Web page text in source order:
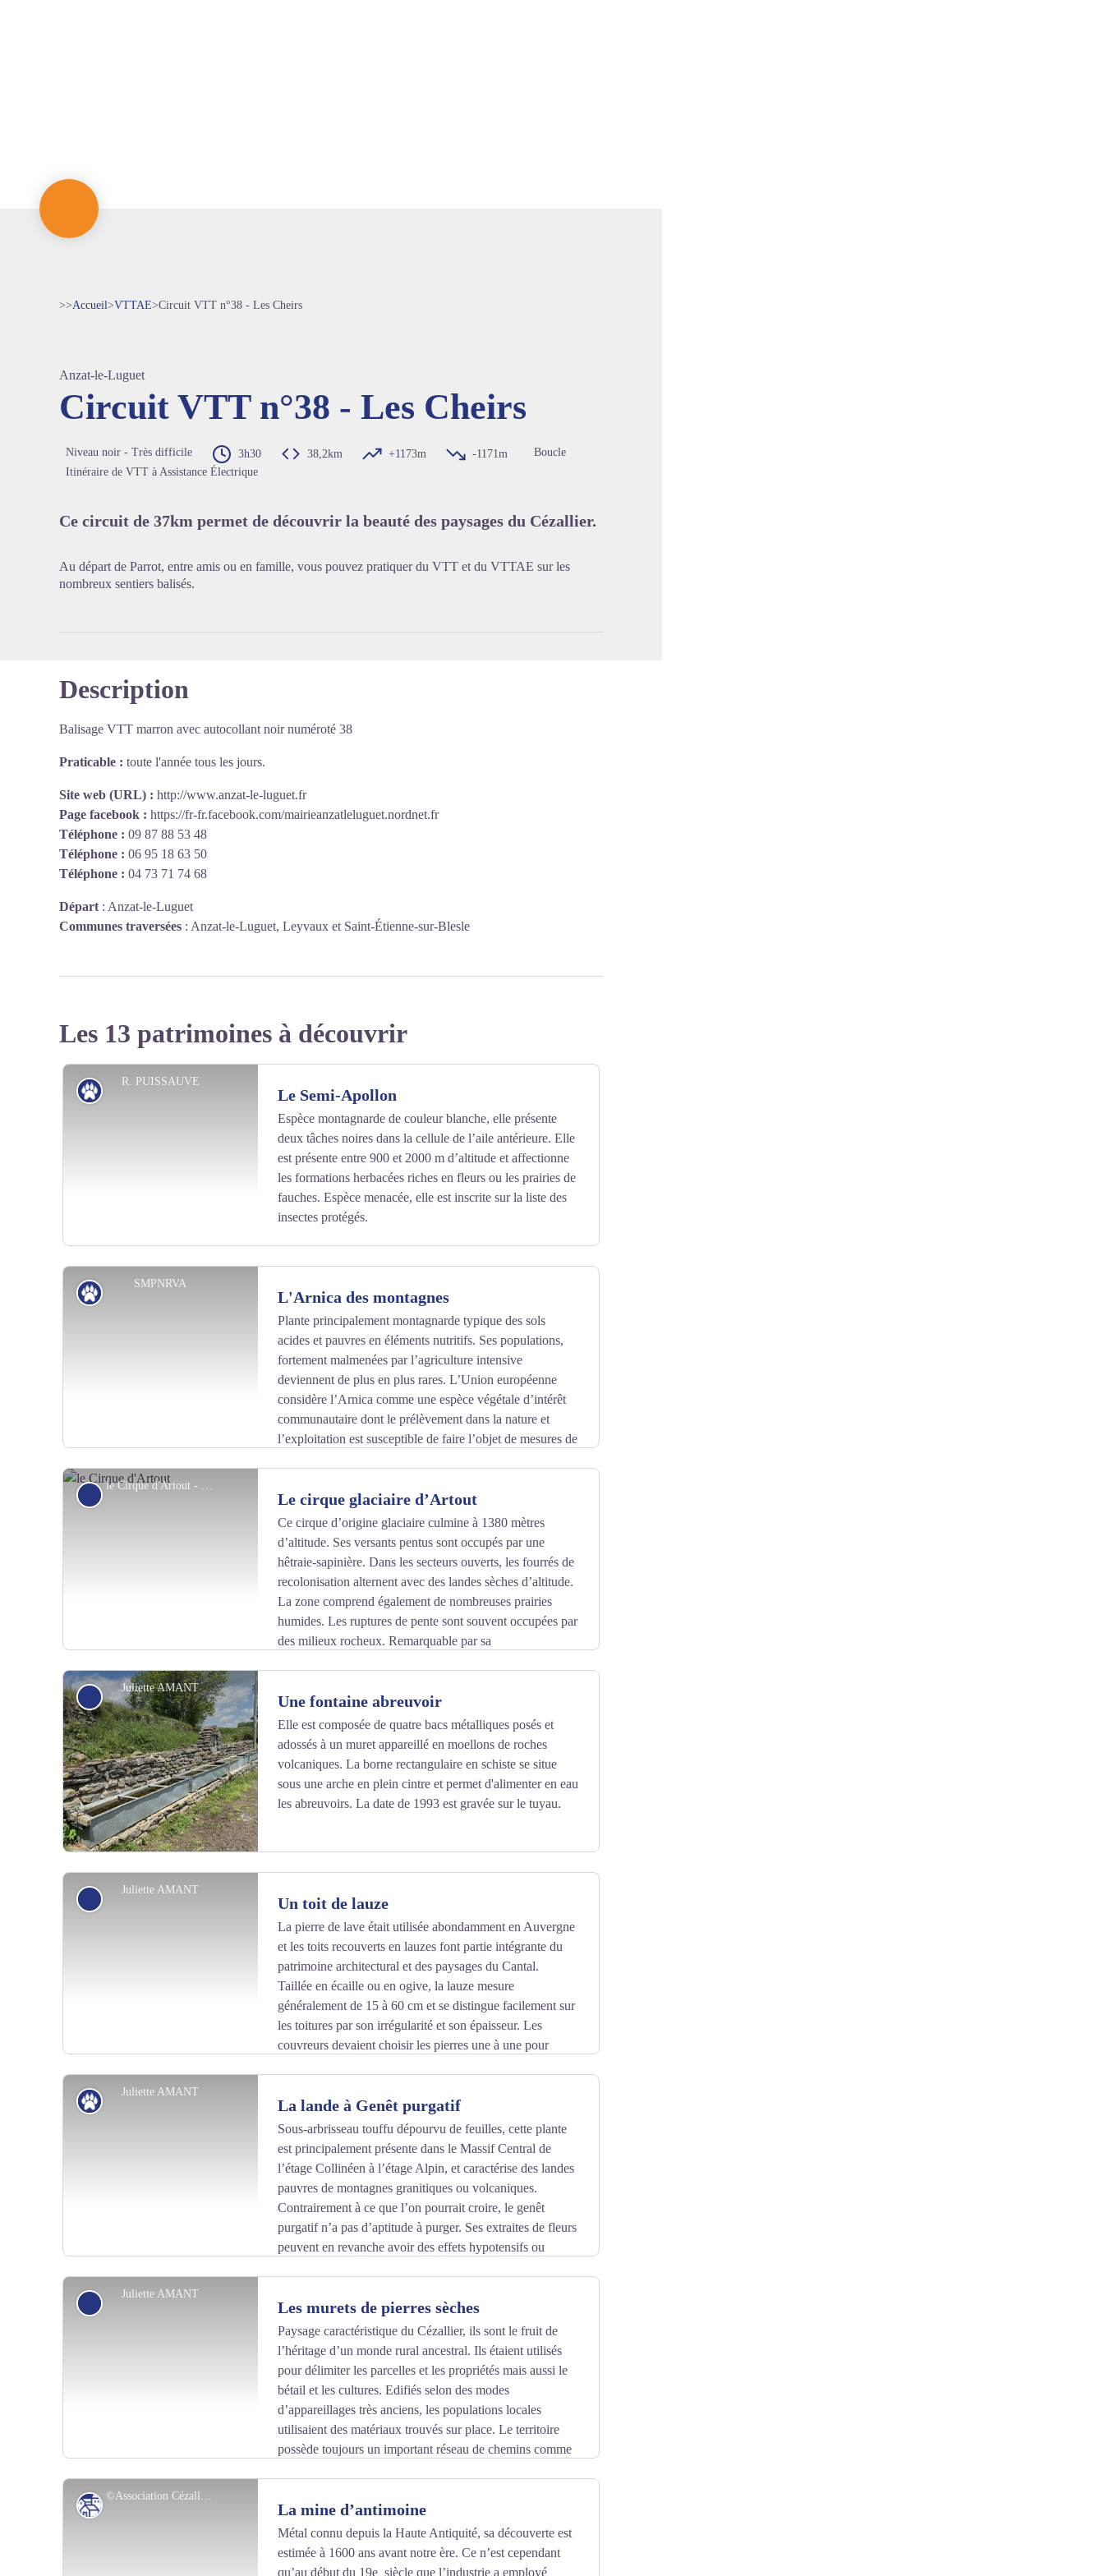
>>Accueil>VTTAE>Circuit VTT n°38 - Les Cheirs
Anzat-le-Luguet
Circuit VTT n°38 - Les Cheirs
Niveau noir - Très difficile 3h30 38,2km +1173m -1171m
Boucle
Itinéraire de VTT à Assistance Électrique
Ce circuit de 37km permet de découvrir la beauté des paysages du Cézallier.
Au départ de Parrot, entre amis ou en famille, vous pouvez pratiquer du VTT et du VTTAE sur les
nombreux sentiers balisés.
Description
Balisage VTT marron avec autocollant noir numéroté 38
Praticable : toute l'année tous les jours.
Site web (URL) : http://www.anzat-le-luguet.fr
Page facebook : https://fr-fr.facebook.com/mairieanzatleluguet.nordnet.fr
Téléphone : 09 87 88 53 48
Téléphone : 06 95 18 63 50
Téléphone : 04 73 71 74 68
Départ : Anzat-le-Luguet
Communes traversées : Anzat-le-Luguet, Leyvaux et Saint-Étienne-sur-Blesle
Les 13 patrimoines à découvrir
R. PUISSAUVE
Voir l'image en plein écran
Patrimoine naturel Le Semi-Apollon
Espèce montagnarde de couleur blanche, elle présente
deux tâches noires dans la cellule de l’aile antérieure. Elle
est présente entre 900 et 2000 m d’altitude et affectionne
les formations herbacées riches en fleurs ou les prairies de
fauches. Espèce menacée, elle est inscrite sur la liste des
insectes protégés.
SMPNRVA
Voir l'image en plein écran
Patrimoine naturel L'Arnica des montagnes
Plante principalement montagnarde typique des sols
acides et pauvres en éléments nutritifs. Ses populations,
fortement malmenées par l’agriculture intensive
deviennent de plus en plus rares. L’Union européenne
considère l’Arnica comme une espèce végétale d’intérêt
communautaire dont le prélèvement dans la nature et
l’exploitation est susceptible de faire l’objet de mesures de
le Cirque d'Artout - Juliette Amant
Voir l'image en plein écran
Glacier Le cirque glaciaire d’Artout
Ce cirque d’origine glaciaire culmine à 1380 mètres
d’altitude. Ses versants pentus sont occupés par une
hêtraie-sapinière. Dans les secteurs ouverts, les fourrés de
recolonisation alternent avec des landes sèches d’altitude.
La zone comprend également de nombreuses prairies
humides. Les ruptures de pente sont souvent occupées par
des milieux rocheux. Remarquable par sa
Juliette AMANT
Voir l'image en plein écran
Petit patrimoine Une fontaine abreuvoir
Elle est composée de quatre bacs métalliques posés et
adossés à un muret appareillé en moellons de roches
volcaniques. La borne rectangulaire en schiste se situe
sous une arche en plein cintre et permet d'alimenter en eau
les abreuvoirs. La date de 1993 est gravée sur le tuyau.
Juliette AMANT
Voir l'image en plein écran
Petit patrimoine Un toit de lauze
La pierre de lave était utilisée abondamment en Auvergne
et les toits recouverts en lauzes font partie intégrante du
patrimoine architectural et des paysages du Cantal.
Taillée en écaille ou en ogive, la lauze mesure
généralement de 15 à 60 cm et se distingue facilement sur
les toitures par son irrégularité et son épaisseur. Les
couvreurs devaient choisir les pierres une à une pour
résistance aux intempéries, aux incendies et une grande longévité.
Association Vallée de la Sianne.
Juliette AMANT
Voir l'image en plein écran
Patrimoine naturel La lande à Genêt purgatif
Sous-arbrisseau touffu dépourvu de feuilles, cette plante
est principalement présente dans le Massif Central de
l’étage Collinéen à l’étage Alpin, et caractérise des landes
pauvres de montagnes granitiques ou volcaniques.
Contrairement à ce que l’on pourrait croire, le genêt
purgatif n’a pas d’aptitude à purger. Ses extraites de fleurs
peuvent en revanche avoir des effets hypotensifs ou
Juliette AMANT
Voir l'image en plein écran
Petit patrimoine Les murets de pierres sèches
Paysage caractéristique du Cézallier, ils sont le fruit de
l’héritage d’un monde rural ancestral. Ils étaient utilisés
pour délimiter les parcelles et les propriétés mais aussi le
bétail et les cultures. Edifiés selon des modes
d’appareillages très anciens, les populations locales
utilisaient des matériaux trouvés sur place. Le territoire
possède toujours un important réseau de chemins comme
Association Vallée de la Sianne.
©Association Cézallier Vallée de la Sianne
Patrimoine culturel La mine d’antimoine
Métal connu depuis la Haute Antiquité, sa découverte est
estimée à 1600 ans avant notre ère. Ce n’est cependant
qu’au début du 19e siècle que l’industrie a employé